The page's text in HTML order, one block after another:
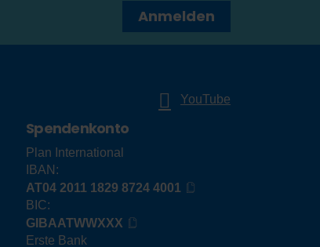
Anmelden
YouTube
Spendenkonto
Plan International
IBAN:
AT04 2011 1829 8724 4001
BIC:
GIBAATWWXXX
Erste Bank